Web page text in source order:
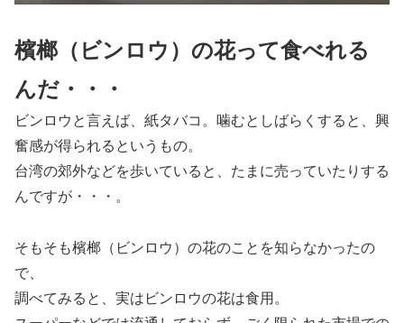
檳榔（ビンロウ）の花って食べれる
んだ・・・
ビンロウと言えば、紙タバコ。噛むとしばらくすると、興
奮感が得られるというもの。
台湾の郊外などを歩いていると、たまに売っていたりする
んですが・・・。
そもそも檳榔（ビンロウ）の花のことを知らなかったの
で、
調べてみると、実はビンロウの花は食用。